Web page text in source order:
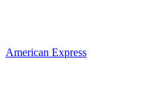
American Express